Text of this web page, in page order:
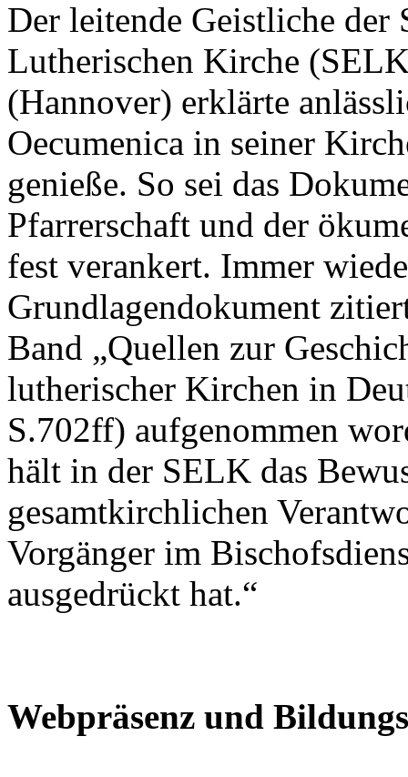
Der leitende Geistliche der
Lutherischen Kirche
(Hannover) erklärte
Oecumenica in seiner
genieße. So sei das
Pfarrerschaft und der
fest verankert. Immer
Grundlagendokument
Band „Quellen zur
lutherischer Kirchen in
S.702ff) aufgenommen
hält in der SELK das
gesamtkirchlichen
Vorgänger im
ausgedrückt hat.“
Webpräsenz und